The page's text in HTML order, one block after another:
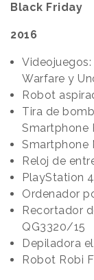
Black Friday
2016
Warfare y
Robot
Tira de
Smartphone
Smartphone
Reloj de
PlayStation
Ordenador
Recortador
QG3320/15
Depiladora
Robot Robi